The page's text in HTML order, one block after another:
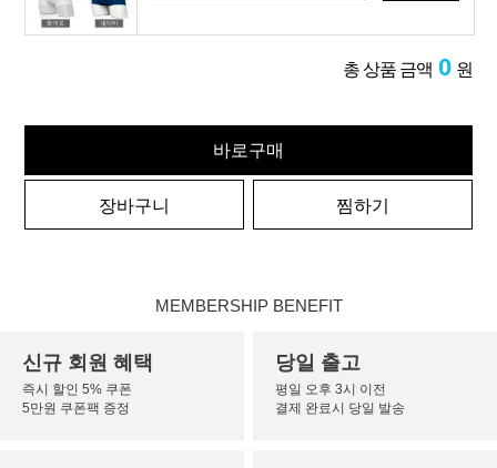
총 상품 금액 0 원
바로구매
장바구니 찜하기
MEMBERSHIP BENEFIT
신규 회원 혜택
즉시 할인 5% 쿠폰
5만원 쿠폰팩 증정
당일 출고
평일 오후 3시 이전
결제 완료시 당일 발송